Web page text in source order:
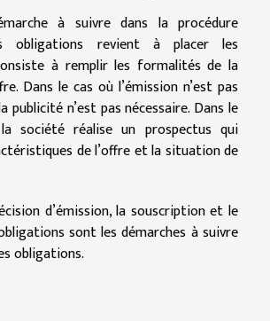
à suivre dans la procédure
obligations revient à placer les
à remplir les formalités de la
Dans le cas où l’émission n’est pas
publicité n’est pas nécessaire. Dans le
société réalise un prospectus qui
de l’offre et la situation de
d’émission, la souscription et le
sont les démarches à suivre
obligations.